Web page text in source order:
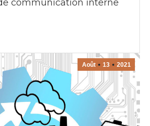
communication interne
Août 13 2021